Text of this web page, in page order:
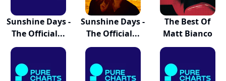
Sunshine Days -
The Official...
Sunshine Days -
The Official...
The Best Of
Matt Bianco